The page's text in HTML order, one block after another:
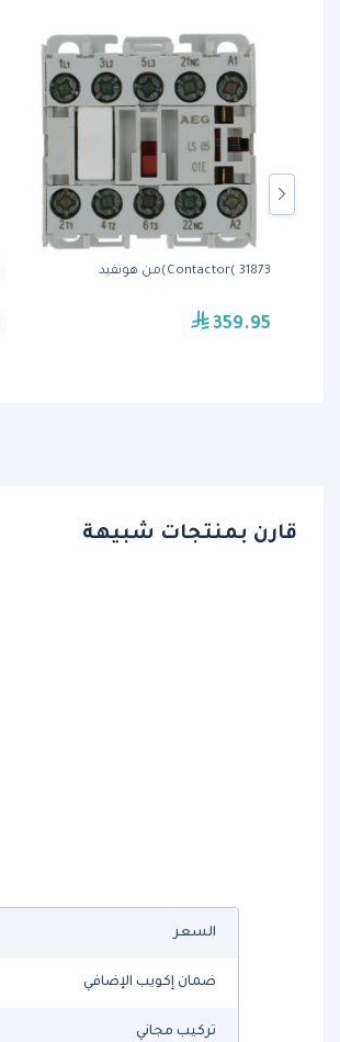
Contactor( 31873)من هونفيد
359.95
قارن بمنتجات شبيهة
السعر
ضمان إكويب الإضافي
تركيب مجاني